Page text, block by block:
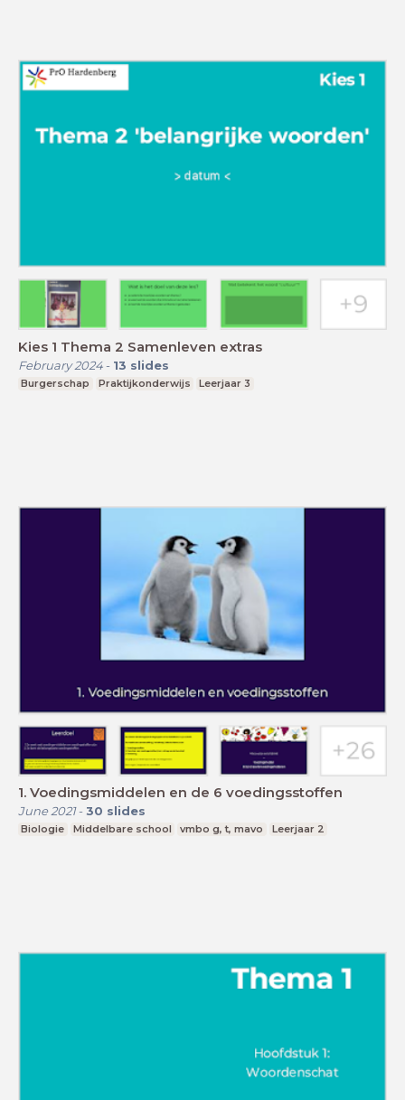
Kies 1 Thema 2 Samenleven extras
February 2024- 13 slides
Burgerschap Praktijkonderwijs Leerjaar 3
1. Voedingsmiddelen en de 6 voedingsstoffen
June 2021- 30 slides
Biologie Middelbare school vmbo g, t, mavo Leerjaar 2